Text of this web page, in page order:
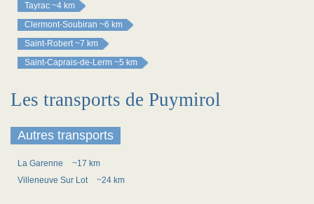
Tayrac ~4 km
Clermont-Soubiran ~6 km
Saint-Robert ~7 km
Saint-Caprais-de-Lerm ~5 km
Les transports de Puymirol
Autres transports
La Garenne
~17 km
Villeneuve Sur Lot
~24 km